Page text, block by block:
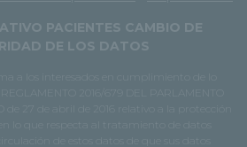
PACIENTES CAMBIO DE
DE LOS DATOS
a los interesados en cumplimiento de lo
2016/679 DEL PARLAMENTO
de 27 de abril de 2016 relativo a la protección
lo que respecta al tratamiento de datos
de estos datos de que sus datos